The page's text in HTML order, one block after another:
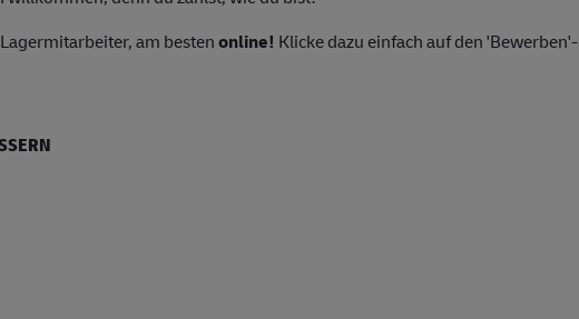
am bestenonline! Klicke dazu einfach auf den 'Bewerben'-